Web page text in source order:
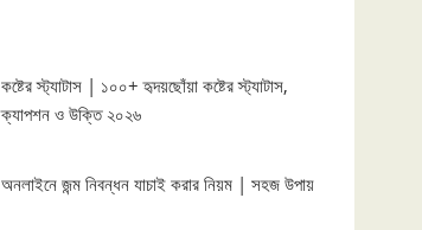
কষ্টের স্ট্যাটাস | ১০০+ হৃদয়ছোঁয়া কষ্টের স্ট্যাটাস,
ক্যাপশন ও উক্তি ২০২৬
অনলাইনে জন্ম নিবন্ধন যাচাই করার নিয়ম | সহজ উপায়